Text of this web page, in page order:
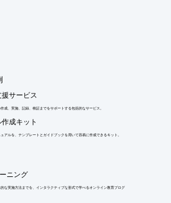
サービス
成、実施、記録、検証までをサポートする包括的なサービス。
成キット
アルを、テンプレートとガイドブックを用いて容易に作成できるキット。
ニング
な実施方法までを、インタラクティブな形式で学べるオンライン教育プログ